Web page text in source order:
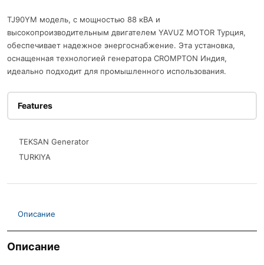
TJ90YM модель, с мощностью 88 кВА и
высокопроизводительным двигателем YAVUZ MOTOR Турция,
обеспечивает надежное энергоснабжение. Эта установка,
оснащенная технологией генератора CROMPTON Индия,
идеально подходит для промышленного использования.
Features
TEKSAN Generator
TURKIYA
Описание
Описание